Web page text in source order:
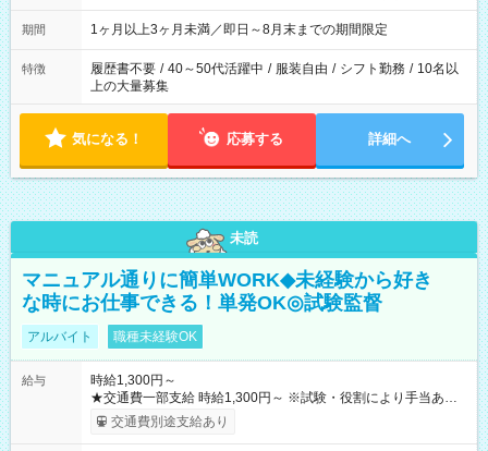
ます
期間 1ヶ月以上3ヶ月未満／即日～8月末までの期間限定
特徴 履歴書不要 / 40～50代活躍中 / 服装自由 / シフト勤務 / 10名以
上の大量募集
気になる！ 応募する 詳細へ
未読
マニュアル通りに簡単WORK◆未経験から好き
な時にお仕事できる！単発OK◎試験監督
アルバイト 職種未経験OK
給与
時給1,300円～
★交通費一部支給 時給1,300円～ ※試験・役割により手当あり
※勤務回数により昇給あり 【即給（前払い）オプションあ
り！】 希望される場合、勤務から1週間ほどで給与の一部を受け
交通費別途支給あり